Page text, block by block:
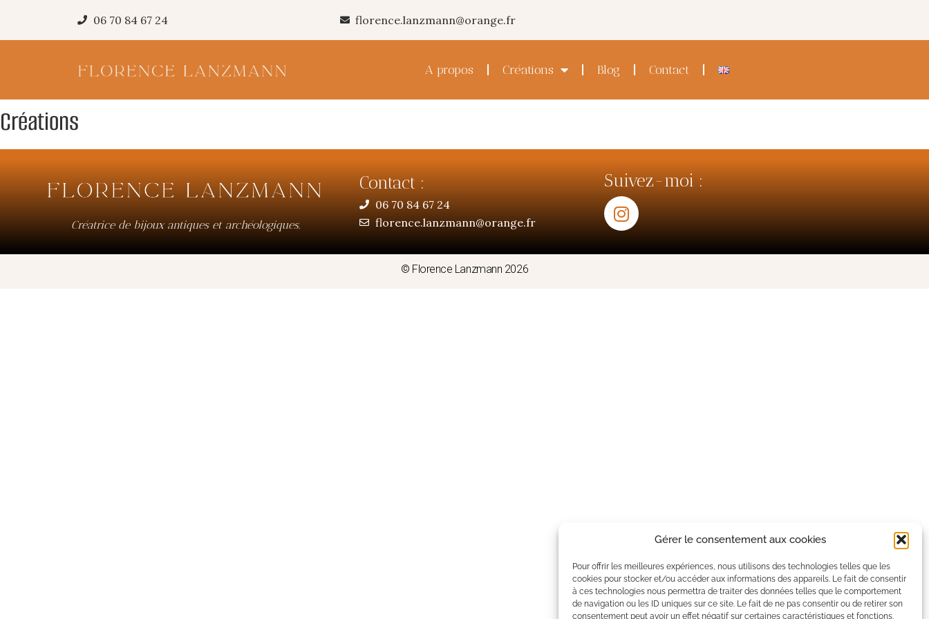
Gérer le consentement aux cookies
Pour offrir les meilleures expériences, nous utilisons des technologies telles que les
cookies pour stocker et/ou accéder aux informations des appareils. Le fait de consentir
à ces technologies nous permettra de traiter des données telles que le comportement
de navigation ou les ID uniques sur ce site. Le fait de ne pas consentir ou de retirer son
consentement peut avoir un effet négatif sur certaines caractéristiques et fonctions.
06 70 84 67 24 florence.lanzmann@orange.fr
A propos Créations Blog Contact
Créations
Créatrice de bijoux antiques et archéologiques.
Contact :
06 70 84 67 24
florence.lanzmann@orange.fr
Suivez-moi :
© Florence Lanzmann 2026